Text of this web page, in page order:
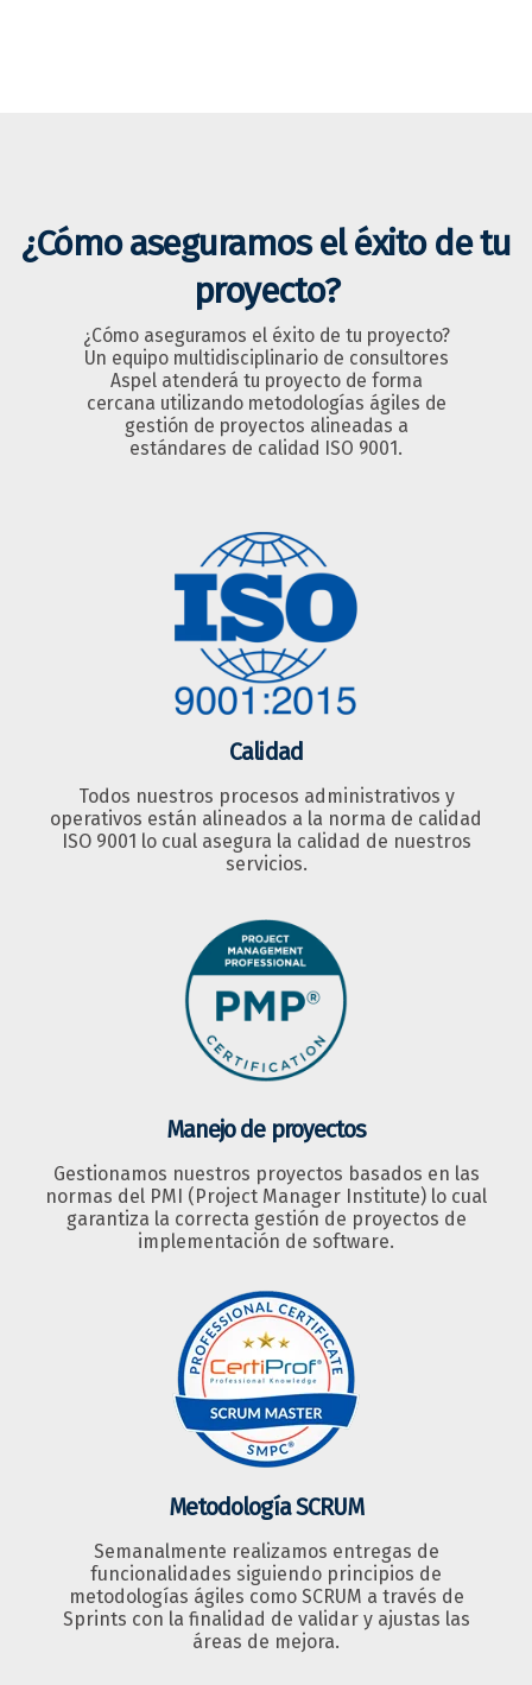
¿Cómo aseguramos el éxito de tu
proyecto?
¿Cómo aseguramos el éxito de tu proyecto?
Un equipo multidisciplinario de consultores
Aspel atenderá tu proyecto de forma
cercana utilizando metodologías ágiles de
gestión de proyectos alineadas a
estándares de calidad ISO 9001.
Calidad
Todos nuestros procesos administrativos y
operativos están alineados a la norma de calidad
ISO 9001 lo cual asegura la calidad de nuestros
servicios.
Manejo de proyectos
Gestionamos nuestros proyectos basados en las
normas del PMI (Project Manager Institute) lo cual
garantiza la correcta gestión de proyectos de
implementación de software.
Metodología SCRUM
Semanalmente realizamos entregas de
funcionalidades siguiendo principios de
metodologías ágiles como SCRUM a través de
Sprints con la finalidad de validar y ajustas las
áreas de mejora.